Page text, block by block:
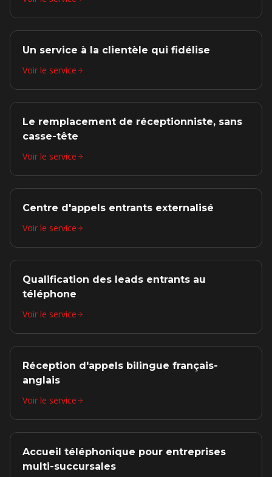
Un service à la clientèle qui fidélise
Voir le service
Le remplacement de réceptionniste, sans
casse-tête
Voir le service
Centre d'appels entrants externalisé
Voir le service
Qualification des leads entrants au
téléphone
Voir le service
Réception d'appels bilingue français-
anglais
Voir le service
Accueil téléphonique pour entreprises
multi-succursales